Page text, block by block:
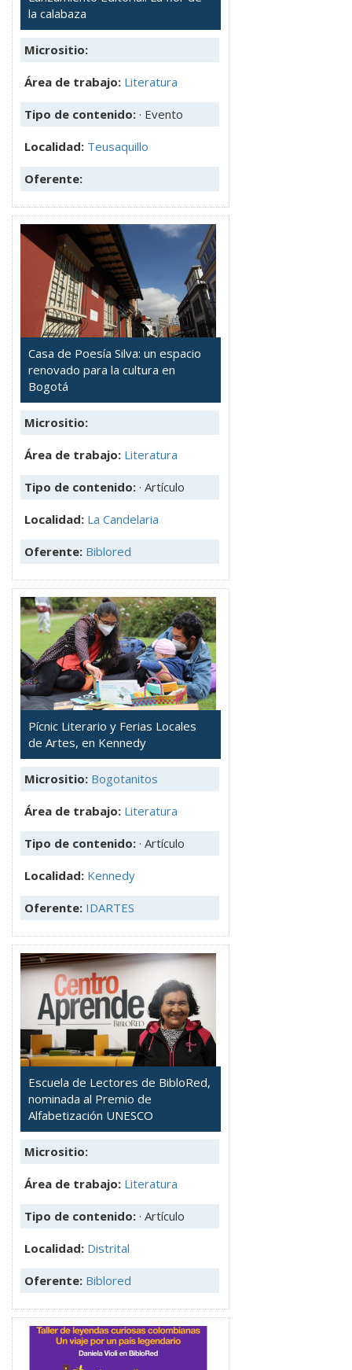
la calabaza
Micrositio:
Área de trabajo: Literatura
Tipo de contenido: · Evento
Localidad: Teusaquillo
Oferente:
Casa de Poesía Silva: un espacio
renovado para la cultura en
Bogotá
Micrositio:
Área de trabajo: Literatura
Tipo de contenido: · Artículo
Localidad: La Candelaria
Oferente: Biblored
Pícnic Literario y Ferias Locales
de Artes, en Kennedy
Micrositio: Bogotanitos
Área de trabajo: Literatura
Tipo de contenido: · Artículo
Localidad: Kennedy
Oferente: IDARTES
Escuela de Lectores de BibloRed,
nominada al Premio de
Alfabetización UNESCO
Micrositio:
Área de trabajo: Literatura
Tipo de contenido: · Artículo
Localidad: Distrital
Oferente: Biblored